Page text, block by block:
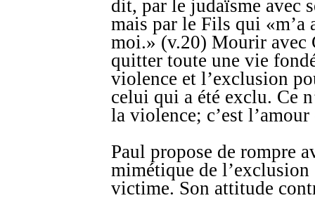
dit, par le judaïsme avec
mais par le Fils qui «m’a
moi.» (v.20) Mourir avec
quitter toute une vie
violence et l’exclusion
celui qui a été exclu. Ce
la violence; c’est
Paul propose de rompre
mimétique de
victime. Son attitude